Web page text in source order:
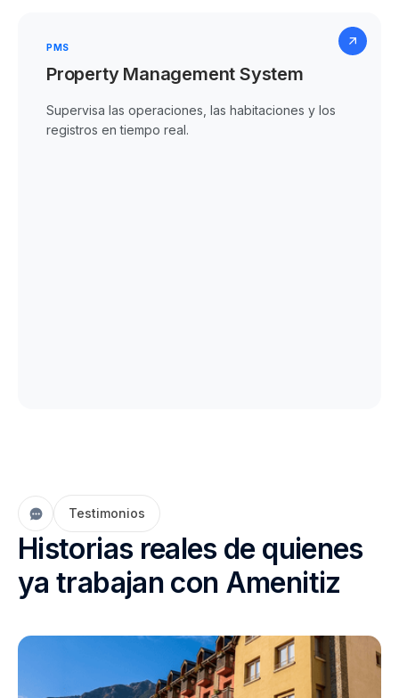
PMS
Property Management System
Supervisa las operaciones, las habitaciones y los
registros en tiempo real.
Testimonios
Historias reales de quienes
ya trabajan con Amenitiz